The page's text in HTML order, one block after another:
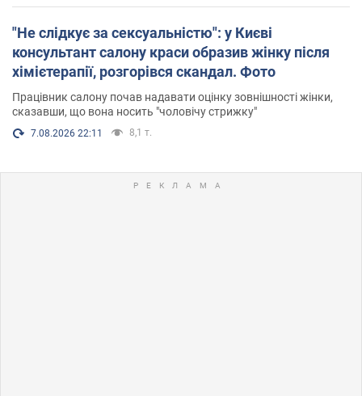
"Не слідкує за сексуальністю": у Києві
консультант салону краси образив жінку після
хімієтерапії, розгорівся скандал. Фото
Працівник салону почав надавати оцінку зовнішності жінки,
сказавши, що вона носить "чоловічу стрижку"
7.08.2026 22:11 8,1 т.